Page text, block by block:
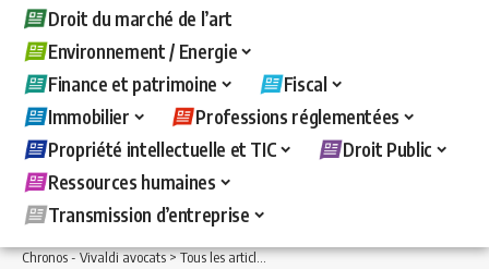
Droit du marché de l’art
Environnement / Energie
Finance et patrimoine
Fiscal
Immobilier
Professions réglementées
Propriété intellectuelle et TIC
Droit Public
Ressources humaines
Transmission d’entreprise
Chronos - Vivaldi avocats>Tous les articles >Banque / Crédit>Mesures